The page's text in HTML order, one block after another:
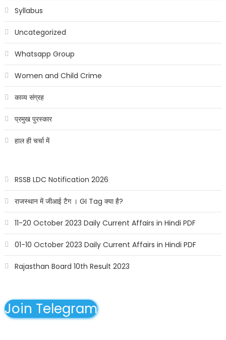
Syllabus
Uncategorized
Whatsapp Group
Women and Child Crime
काव्य संग्रह
प्रमुख पुरस्कार
हाल ही चर्चा में
RSSB LDC Notification 2026
राजस्थान में जीआई टैग । GI Tag क्या है?
11-20 October 2023 Daily Current Affairs in Hindi PDF
01-10 October 2023 Daily Current Affairs in Hindi PDF
Rajasthan Board 10th Result 2023
Join Telegram